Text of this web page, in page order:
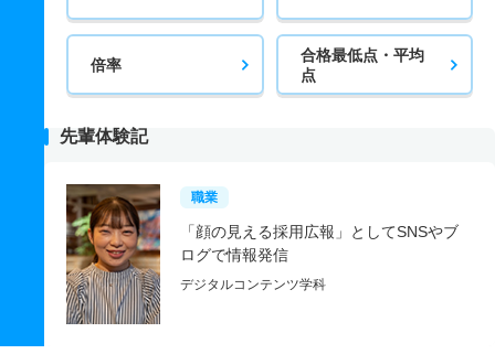
倍率
合格最低点・平均
点
先輩体験記
職業
「顔の見える採用広報」としてSNSやブ
ログで情報発信
デジタルコンテンツ学科